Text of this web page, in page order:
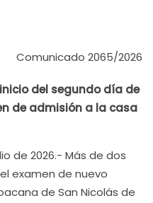
Comunicado 2065/2026
del segundo día de
de admisión a la casa
de 2026.- Más de dos
examen de nuevo
de San Nicolás de